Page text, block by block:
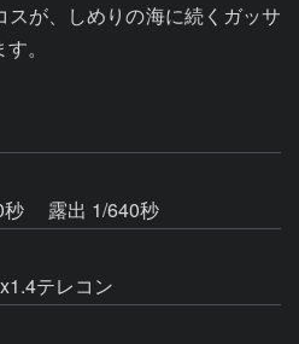
が、しめりの海に続くガッサ
。
露出 1/640秒
テレコン